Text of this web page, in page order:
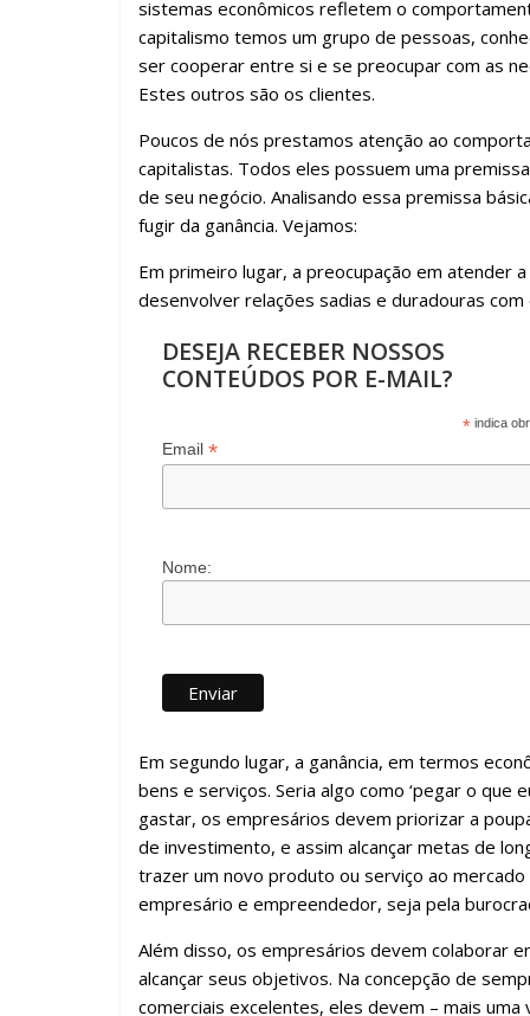
sistemas econômicos refletem o
capitalismo temos um grupo de pessoas,
ser cooperar entre si e se preocupar com as
Estes outros são os clientes.
Poucos de nós prestamos atenção ao
capitalistas. Todos eles possuem uma
de seu negócio. Analisando essa premissa
fugir da ganância. Vejamos:
Em primeiro lugar, a preocupação em atender
desenvolver relações sadias e duradouras
DESEJA RECEBER NOSSOS
CONTEÚDOS POR E-MAIL?
*indica
Email *
Nome:
Em segundo lugar, a ganância, em termos
bens e serviços. Seria algo como ‘pegar o que
gastar, os empresários devem priorizar a
de investimento, e assim alcançar metas de
trazer um novo produto ou serviço ao
empresário e empreendedor, seja pela
Além disso, os empresários devem colaborar
alcançar seus objetivos. Na concepção de
comerciais excelentes, eles devem – mais